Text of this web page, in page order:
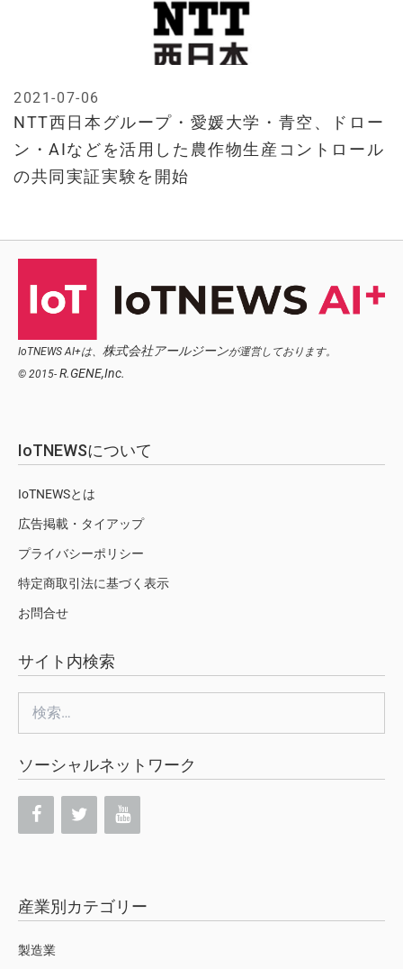
NTT西日本グループ・愛媛大学・青空、ドロー
ン・AIなどを活用した農作物生産コントロール
の共同実証実験を開始
2021-07-06
IoTNEWS AI+は、 株式会社アールジーンが運営しております。
© 2015- R.GENE,Inc.
IoTNEWSについて
IoTNEWSとは
広告掲載・タイアップ
プライバシーポリシー
特定商取引法に基づく表示
お問合せ
サイト内検索
索:
ソーシャルネットワーク
産業別カテゴリー
製造業